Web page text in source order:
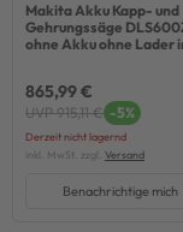
Makita Akku Kapp- und
Gehrungssäge
ohne Akku ohne Lader
865,99 €
UVP 915,11 € -5%
Derzeit nicht lagernd
inkl. MwSt. zzgl. Versand
Benachrichtige mich